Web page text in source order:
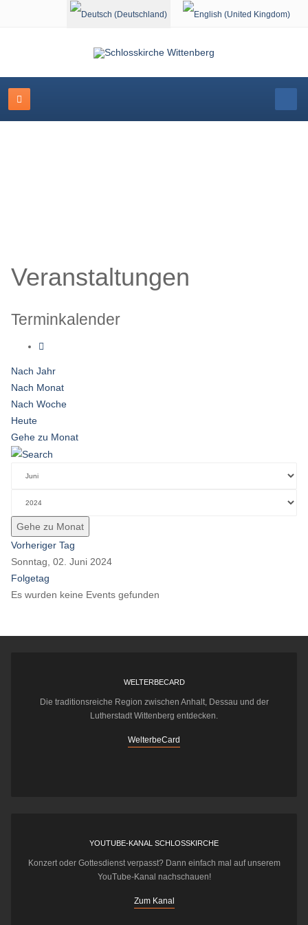
Sprache auswählen
Veranstaltungen
Terminkalender
Nach Jahr
Nach Monat
Nach Woche
Heute
Gehe zu Monat
Gehe zu Monat
Vorheriger Tag
Sonntag, 02. Juni 2024
Folgetag
Es wurden keine Events gefunden
WELTERBECARD
Die traditionsreiche Region zwischen Anhalt, Dessau und der
Lutherstadt Wittenberg entdecken.
WelterbeCard
YOUTUBE-KANAL SCHLOSSKIRCHE
Konzert oder Gottesdienst verpasst? Dann einfach mal auf unserem
YouTube-Kanal nachschauen!
Zum Kanal